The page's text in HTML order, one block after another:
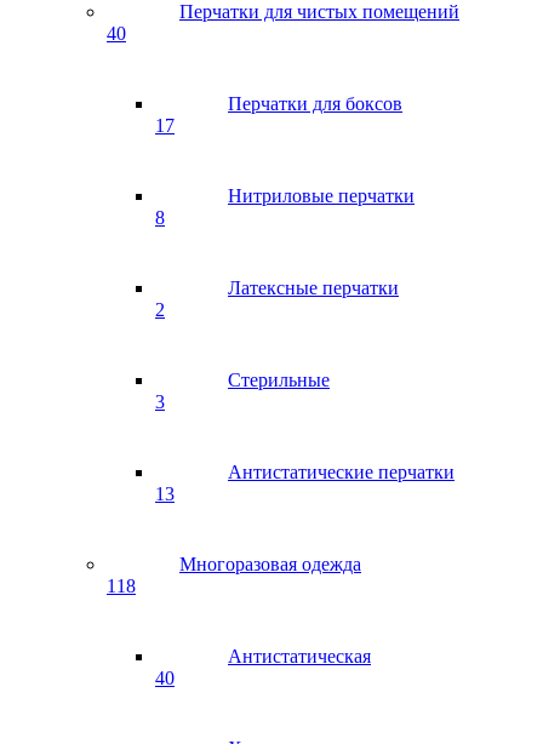
Перчатки для чистых помещений
40
Перчатки для боксов
17
Нитриловые перчатки
8
Латексные перчатки
2
Стерильные
3
Антистатические перчатки
13
Многоразовая одежда
118
Антистатическая
40